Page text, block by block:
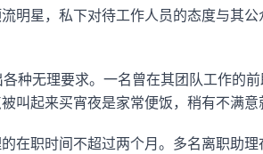
明星，私下对待工作人员的态度与其
种无理要求。一名曾在其团队工作的
叫起来买宵夜是家常便饭，稍有不满
职时间不超过两个月。多名离职助